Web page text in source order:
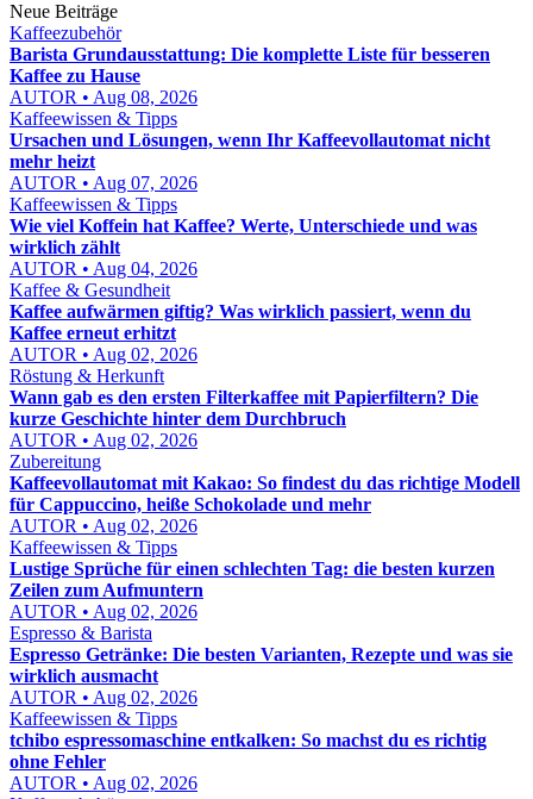
Neue Beiträge
Kaffeezubehör
Barista Grundausstattung: Die komplette Liste für besseren
Kaffee zu Hause
AUTOR • Aug 08, 2026
Kaffeewissen & Tipps
Ursachen und Lösungen, wenn Ihr Kaffeevollautomat nicht
mehr heizt
AUTOR • Aug 07, 2026
Kaffeewissen & Tipps
Wie viel Koffein hat Kaffee? Werte, Unterschiede und was
wirklich zählt
AUTOR • Aug 04, 2026
Kaffee & Gesundheit
Kaffee aufwärmen giftig? Was wirklich passiert, wenn du
Kaffee erneut erhitzt
AUTOR • Aug 02, 2026
Röstung & Herkunft
Wann gab es den ersten Filterkaffee mit Papierfiltern? Die
kurze Geschichte hinter dem Durchbruch
AUTOR • Aug 02, 2026
Zubereitung
Kaffeevollautomat mit Kakao: So findest du das richtige Modell
für Cappuccino, heiße Schokolade und mehr
AUTOR • Aug 02, 2026
Kaffeewissen & Tipps
Lustige Sprüche für einen schlechten Tag: die besten kurzen
Zeilen zum Aufmuntern
AUTOR • Aug 02, 2026
Espresso & Barista
Espresso Getränke: Die besten Varianten, Rezepte und was sie
wirklich ausmacht
AUTOR • Aug 02, 2026
Kaffeewissen & Tipps
tchibo espressomaschine entkalken: So machst du es richtig
ohne Fehler
AUTOR • Aug 02, 2026